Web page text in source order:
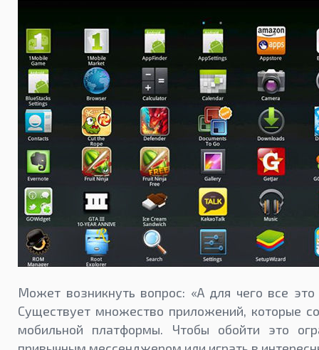
Может возникнуть вопрос: «А для чего все это
Существует множество приложений, которые
мобильной платформы. Чтобы обойти это